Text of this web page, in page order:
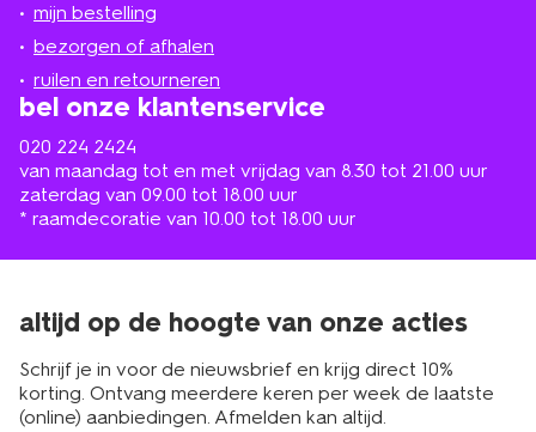
mijn bestelling
bezorgen of afhalen
ruilen en retourneren
bel onze klantenservice
020 224 2424
van maandag tot en met vrijdag van 8.30 tot 21.00 uur
zaterdag van 09.00 tot 18.00 uur
* raamdecoratie van 10.00 tot 18.00 uur
in
de
buurt
altijd op de hoogte van onze acties
Schrijf je in voor de nieuwsbrief en krijg direct 10%
korting. Ontvang meerdere keren per week de laatste
(online) aanbiedingen. Afmelden kan altijd.